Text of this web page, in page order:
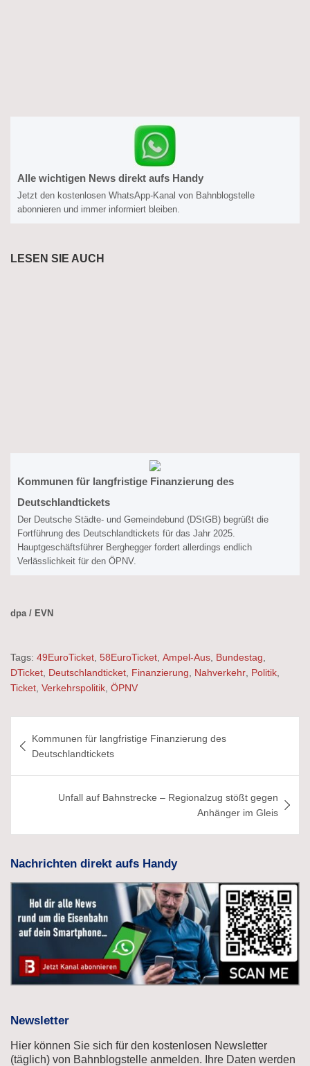
Alle wichtigen News direkt aufs Handy
Jetzt den kostenlosen WhatsApp-Kanal von Bahnblogstelle
abonnieren und immer informiert bleiben.
LESEN SIE AUCH
Kommunen für langfristige Finanzierung des
Deutschlandtickets
Der Deutsche Städte- und Gemeindebund (DStGB) begrüßt die
Fortführung des Deutschlandtickets für das Jahr 2025.
Hauptgeschäftsführer Berghegger fordert allerdings endlich
Verlässlichkeit für den ÖPNV.
dpa / EVN
Tags: 49EuroTicket 58EuroTicket Ampel-Aus Bundestag
DTicket Deutschlandticket Finanzierung Nahverkehr Politik
Ticket Verkehrspolitik ÖPNV
Kommunen für langfristige Finanzierung des
Deutschlandtickets
Unfall auf Bahnstrecke – Regionalzug stößt gegen
Anhänger im Gleis
Nachrichten direkt aufs Handy
Newsletter
Hier können Sie sich für den kostenlosen Newsletter
(täglich) von Bahnblogstelle anmelden. Ihre Daten werden